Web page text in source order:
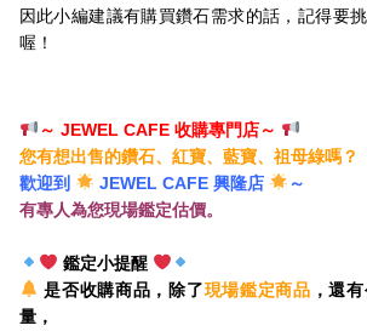
因此小編建議有購買鑽石需求的話，記得要
喔！
～ JEWEL CAFE 收購專門店～
您有想出售的鑽石、紅寶、藍寶、祖母綠嗎？
歡迎到
JEWEL CAFE 興隆店
～
有專人為您現場鑑定估價。
鑑定小提醒
是否收購商品，除了現場鑑定商品 ，還
量，